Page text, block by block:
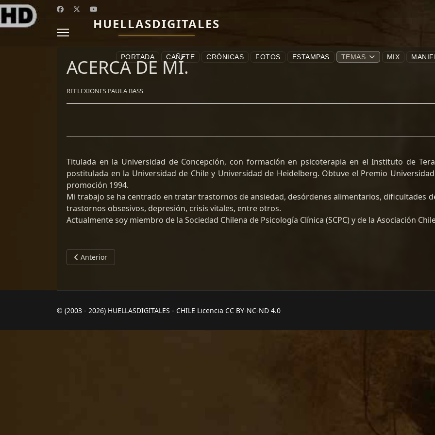
HUELLASDIGITALES
PORTADA CAÑETE CRÓNICAS FOTOS ESTAMPAS TEMAS MIX
ACERCA DE MÍ.
REFLEXIONES PAULA BASS
Titulada en la Universidad de Concepción, con formación en psicoterapia en el Instituto de
postitulada en la Universidad de Chile y Universidad de Heidelberg. Obtuve el Premio
promoción 1994.
Mi trabajo se ha centrado en tratar trastornos de ansiedad, desórdenes alimentarios, dificultades
trastornos obsesivos, depresión, crisis vitales, entre otros.
Actualmente soy miembro de la Sociedad Chilena de Psicología Clínica (SCPC) y de la Asociación
Artículo anterior: PAULA BASS: EL PENSAMIENTO QUE ABRAZA EL ALMA
Anterior
© (2003 - 2026) HUELLASDIGITALES - CHILE Licencia CC BY-NC-ND 4.0